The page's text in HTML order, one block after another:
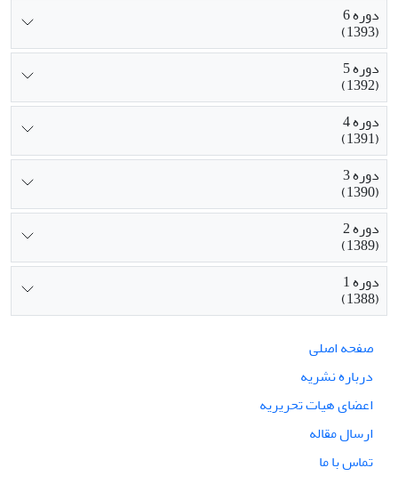
دوره 6
(1393)
دوره 5
(1392)
دوره 4
(1391)
دوره 3
(1390)
دوره 2
(1389)
دوره 1
(1388)
صفحه اصلی
درباره نشریه
اعضای هیات تحریریه
ارسال مقاله
تماس با ما